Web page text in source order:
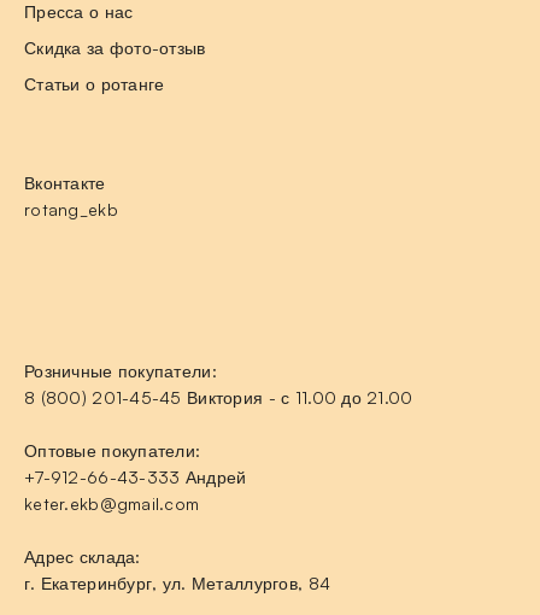
Пресса о нас
Скидка за фото-отзыв
Статьи о ротанге
Вконтакте
rotang_ekb
Розничные покупатели:
8 (800) 201-45-45 Виктория - с 11.00 до 21.00
Оптовые покупатели:
+7-912-66-43-333 Андрей
keter.ekb@gmail.com
Адрес склада:
г. Екатеринбург, ул. Металлургов, 84